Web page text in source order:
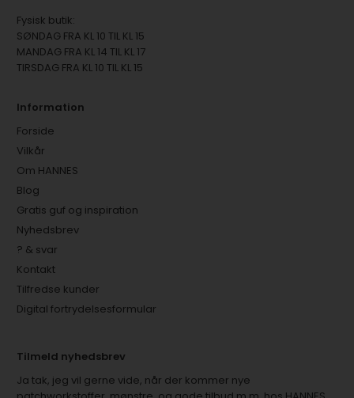
Fysisk butik:
SØNDAG FRA KL 10 TIL KL 15
MANDAG FRA KL 14 TIL KL 17
TIRSDAG FRA KL 10 TIL KL 15
Information
Forside
Vilkår
Om HANNES
Blog
Gratis guf og inspiration
Nyhedsbrev
? & svar
Kontakt
Tilfredse kunder
Digital fortrydelsesformular
Tilmeld nyhedsbrev
Ja tak, jeg vil gerne vide, når der kommer nye